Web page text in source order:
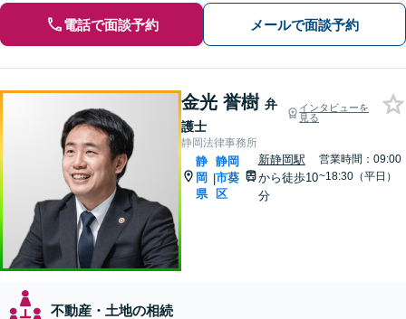
電話で面談予約 メールで面談予約
金光 誉樹 弁
護士
インタビューを
見る
静岡法律事務所
静
岡
県
|
静岡
市葵
区
新静岡駅
から徒歩10
分
営業時間：09:00
~18:30（平日）
不動産・土地の相続